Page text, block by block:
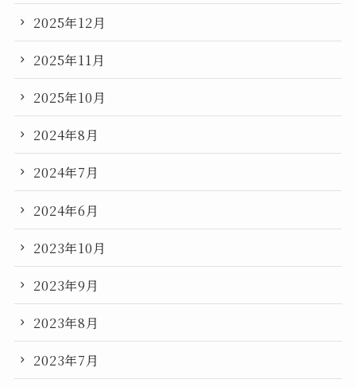
2025年12月
2025年11月
2025年10月
2024年8月
2024年7月
2024年6月
2023年10月
2023年9月
2023年8月
2023年7月